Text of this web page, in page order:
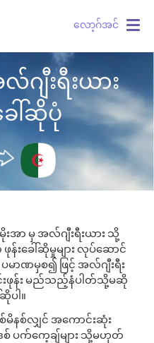
လော့ဂ်အင်
ဂျီးရီးယား
ေါ်ဆိုပုံ
အာ မှ အလ်ဂျီးရီးယား သို့
းခေါ်ဆိုမှုများ လုပ်ဆောင်
မာဏမှစ၍ ဖြင့် အလ်ဂျီးရီး
းဖုန်း မည်သည့်နံပါတ်သို့မဆို
ပါ။
နစ်လျှင် အကောင်းဆုံး
စ် ပက်ကေ့ချ်များ သို့မဟုတ်